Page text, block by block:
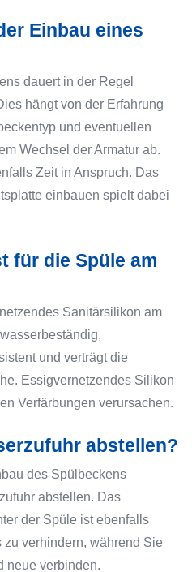
Einbau eines
dauert in der Regel
hängt von der Erfahrung
und eventuellen
Wechsel der Armatur ab.
Zeit in Anspruch. Das
einbauen spielt dabei
für die Spüle am
Sanitärsilikon am
und verträgt die
Essigvernetzendes Silikon
Verfärbungen verursachen.
abstellen?
des Spülbeckens
abstellen. Das
der Spüle ist ebenfalls
zu verhindern, während Sie
neue verbinden.